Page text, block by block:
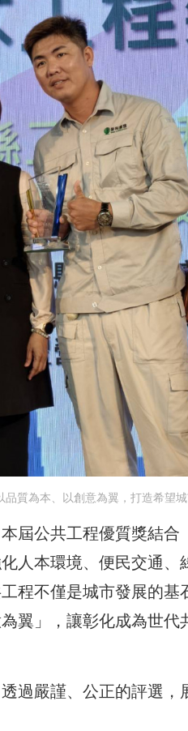
質為本、以創意為翼，打造希望
屆公共工程優質獎結合
人本環境、便民交通、
程不僅是城市發展的基
翼」，讓彰化成為世代
過嚴謹、公正的評選，